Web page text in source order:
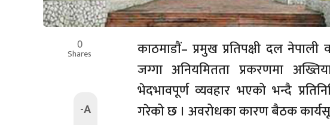
0
Shares
-A
काठमाडाैं– प्रमुख प्रतिपक्षी दल
जग्गा अनियमितता प्रकरणमा
भेदभावपूर्ण व्यवहार भएको भन्दै
गरेको छ । अवरोधका कारण बैठक